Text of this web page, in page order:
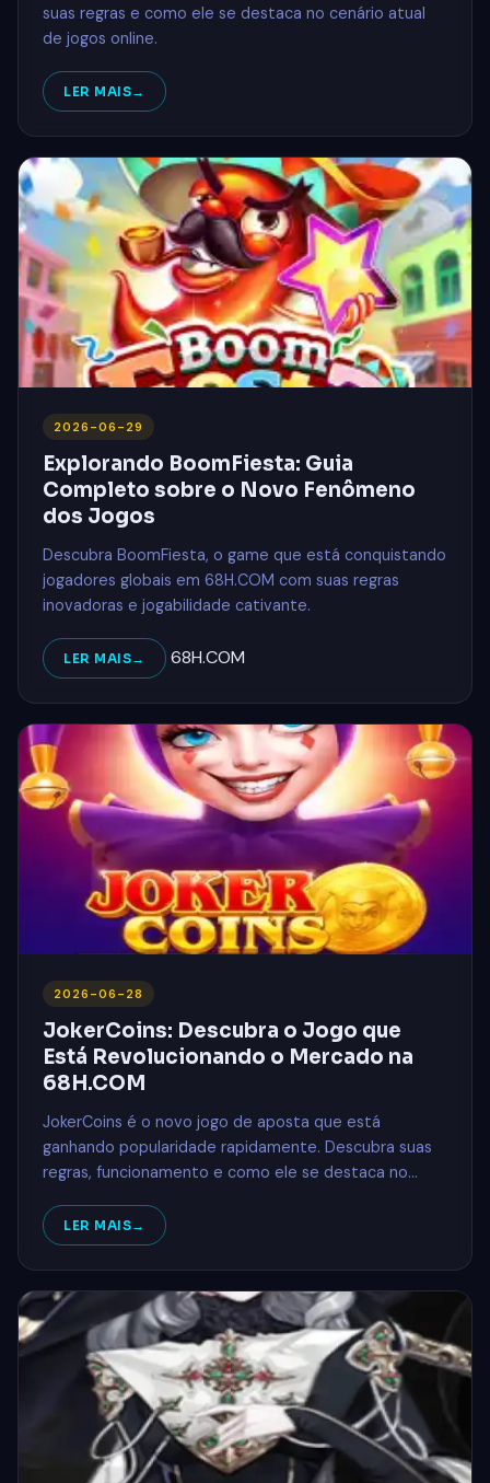
suas regras e como ele se destaca no cenário atual
de jogos online.
LER MAIS
2026-06-29
Explorando BoomFiesta: Guia
Completo sobre o Novo Fenômeno
dos Jogos
Descubra BoomFiesta, o game que está conquistando
jogadores globais em 68H.COM com suas regras
inovadoras e jogabilidade cativante.
LER MAIS 68H.COM
2026-06-28
JokerCoins: Descubra o Jogo que
Está Revolucionando o Mercado na
68H.COM
JokerCoins é o novo jogo de aposta que está
ganhando popularidade rapidamente. Descubra suas
regras, funcionamento e como ele se destaca no
LER MAIS